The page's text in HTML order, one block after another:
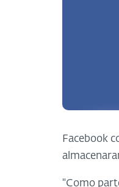
Facebook
"Como